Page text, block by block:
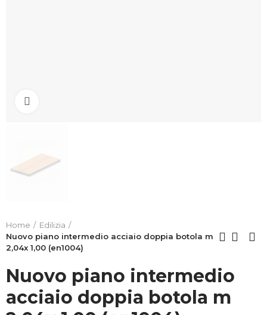
Home
Edilizia
Nuovo piano intermedio acciaio doppia botola m
2,04x 1,00 (en1004)
Nuovo piano intermedio
acciaio doppia botola m